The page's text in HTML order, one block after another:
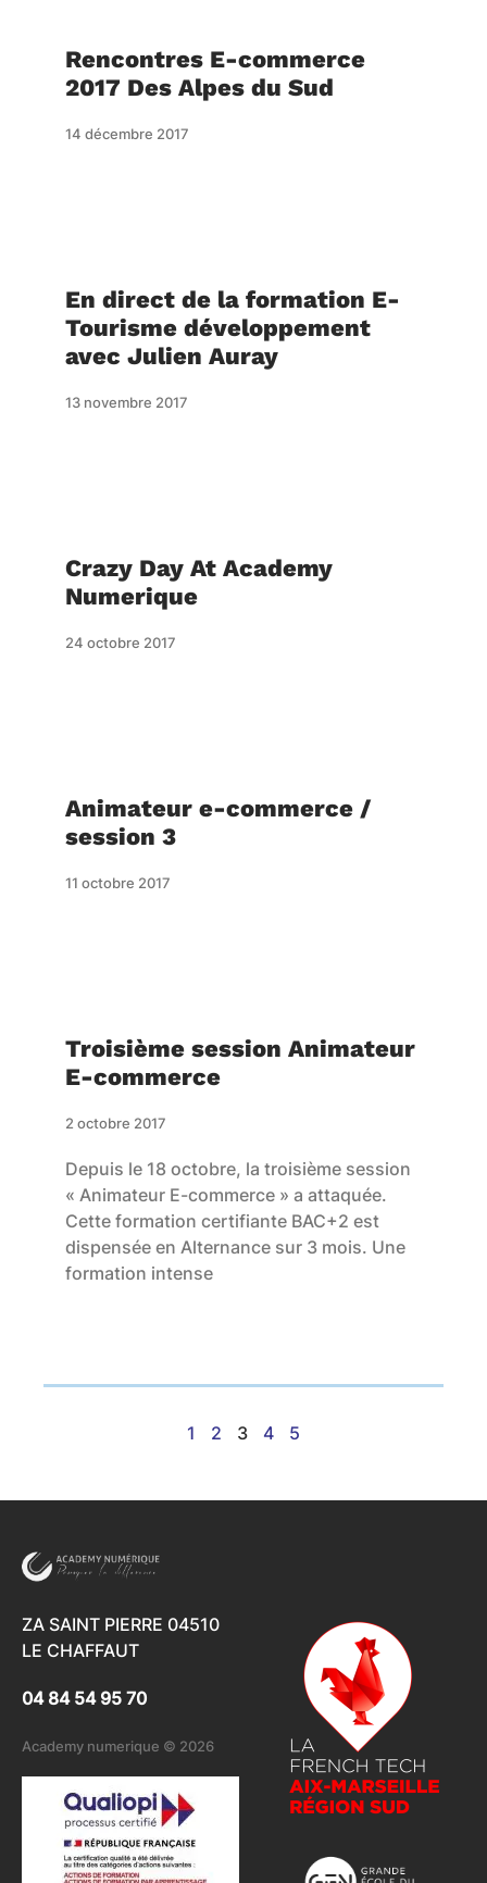
Rencontres E-commerce
2017 Des Alpes du Sud
14 décembre 2017
En direct de la formation E-
Tourisme développement
avec Julien Auray
13 novembre 2017
Crazy Day At Academy
Numerique
24 octobre 2017
Animateur e-commerce /
session 3
11 octobre 2017
Troisième session Animateur
E-commerce
2 octobre 2017
Depuis le 18 octobre, la troisième session
« Animateur E-commerce » a attaquée.
Cette formation certifiante BAC+2 est
dispensée en Alternance sur 3 mois. Une
formation intense
1 2 3 4 5
ZA SAINT PIERRE 04510
LE CHAFFAUT
04 84 54 95 70
Academy numerique © 2026